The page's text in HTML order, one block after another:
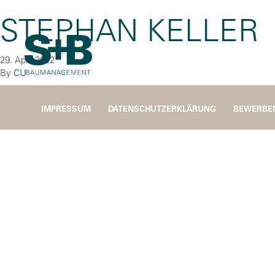
STEPHAN KELLER
29. April 2022
By CU
IMPRESSUM DATENSCHUTZERKLÄRUNG